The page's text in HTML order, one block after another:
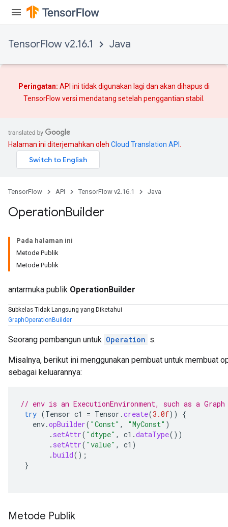
TensorFlow v2.16.1 Java
Peringatan: API ini tidak digunakan lagi dan akan dihapus di
TensorFlow versi mendatang setelah penggantian stabil.
Halaman ini diterjemahkan oleh Cloud Translation API
TensorFlow API TensorFlow v2.16.1 Java
OperationBuilder
Pada halaman ini
Metode Publik
Metode Publik
antarmuka publik OperationBuilder
Subkelas Tidak Langsung yang Diketahui
GraphOperationBuilder
Seorang pembangun untuk Operation s.
Misalnya, berikut ini menggunakan pembuat untuk membuat
sebagai keluarannya:
// env is an ExecutionEnvironment, such as a
try (Tensor c1 = Tensor .create(3.0f))
{
env.opBuilder( "Const" , "MyConst" )
. setAttr( "dtype" , c1 .dataType())
. setAttr( "value" , c1 )
.build();
}
Metode Publik